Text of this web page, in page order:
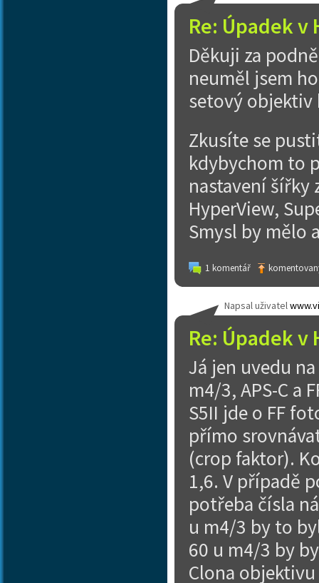
Re: Úpadek
Děkuji za
neuměl jsem
setový objektiv
Zkusíte se
kdybychom to
nastavení šířky
HyperView,
Smysl by mělo
1 komentář
Re: Úpadek
Napsal uživatel
Já jen uvedu
m4/3, APS-C a
S5II jde o FF
přímo
(crop faktor).
1,6. V případě
potřeba čísla
u m4/3 by to
60 u m4/3 by
Clona